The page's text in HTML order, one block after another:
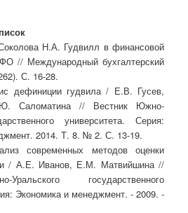
Н.А. Гудвилл в финансовой
// Международный бухгалтерский
С. 16-28.
дефиниции гудвила / Е.В. Гусев,
Саломатина // Вестник Южно-
университета. Серия:
2014. Т. 8. № 2. С. 13-19.
современных методов оценки
/ А.Е. Иванов, Е.М. Матвийшина //
государственного
Экономика и менеджмент. - 2009. -